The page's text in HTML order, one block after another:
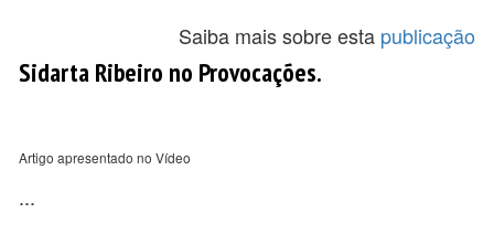
Saiba mais sobre esta publicação
Sidarta Ribeiro no Provocações.
Artigo apresentado no Vídeo
...